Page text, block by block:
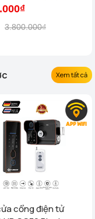
3.800.000₫
Xem tất cả
cổng điện tử